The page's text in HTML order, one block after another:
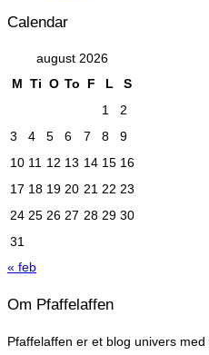
Calendar
august 2026
M Ti O To F L
S
1
2
3
4 5 6 7 8
9
10 11 12 13 14 15 16
17 18 19 20 21 22 23
24 25 26 27 28 29 30
31
« feb
Om Pfaffelaffen
Pfaffelaffen er et blog univers